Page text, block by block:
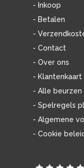
- Inkoop
- Betalen
-
- Contact
- Over ons
- Klantenkaart
- Alle beurzen
- Spelregels
- Algemene
- Cookie